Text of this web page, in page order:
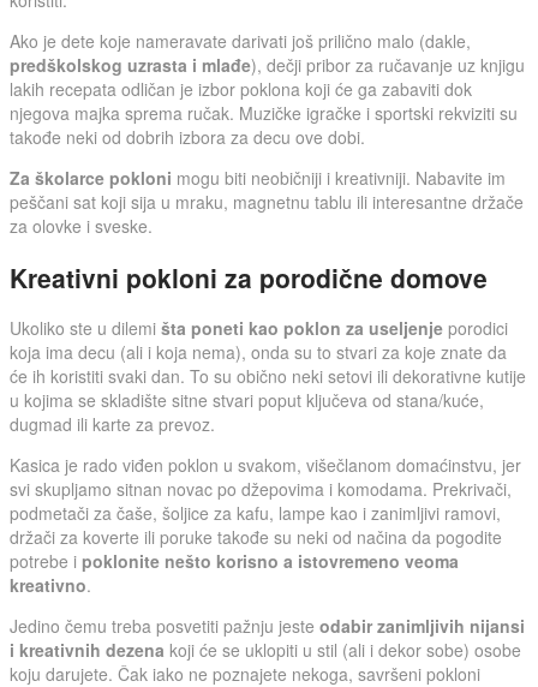
Ako je dete koje nameravate darivati još prilično malo (dakle,
predškolskog uzrasta i mlađe), dečji pribor za ručavanje uz knjigu
lakih recepata odličan je izbor poklona koji će ga zabaviti dok
njegova majka sprema ručak. Muzičke igračke i sportski rekviziti su
takođe neki od dobrih izbora za decu ove dobi.
Za školarce pokloni mogu biti neobičniji i kreativniji. Nabavite im
peščani sat koji sija u mraku, magnetnu tablu ili interesantne držače
za olovke i sveske.
Kreativni pokloni za porodične domove
Ukoliko ste u dilemi šta poneti kao poklon za useljenje porodici
koja ima decu (ali i koja nema), onda su to stvari za koje znate da
će ih koristiti svaki dan. To su obično neki setovi ili dekorativne kutije
u kojima se skladište sitne stvari poput ključeva od stana/kuće,
dugmad ili karte za prevoz.
Kasica je rado viđen poklon u svakom, višečlanom domaćinstvu, jer
svi skupljamo sitnan novac po džepovima i komodama. Prekrivači,
podmetači za čaše, šoljice za kafu, lampe kao i zanimljivi ramovi,
držači za koverte ili poruke takođe su neki od načina da pogodite
potrebe i poklonite nešto korisno a istovremeno veoma
kreativno.
Jedino čemu treba posvetiti pažnju jeste odabir zanimljivih nijansi
i kreativnih dezena koji će se uklopiti u stil (ali i dekor sobe) osobe
koju darujete. Čak iako ne poznajete nekoga, savršeni pokloni